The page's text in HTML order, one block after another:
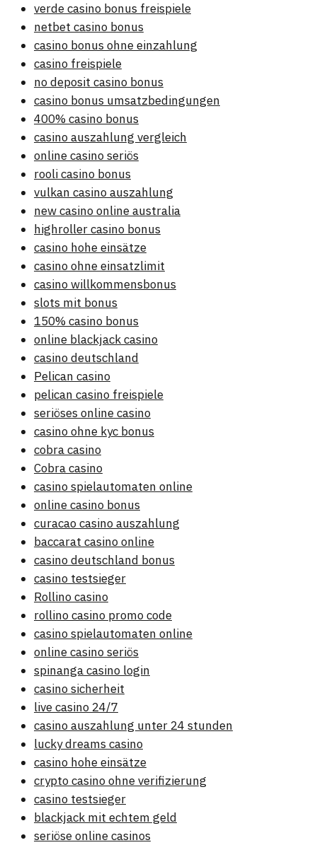
verde casino bonus freispiele
netbet casino bonus
casino bonus ohne einzahlung
casino freispiele
no deposit casino bonus
casino bonus umsatzbedingungen
400% casino bonus
casino auszahlung vergleich
online casino seriös
rooli casino bonus
vulkan casino auszahlung
new casino online australia
highroller casino bonus
casino hohe einsätze
casino ohne einsatzlimit
casino willkommensbonus
slots mit bonus
150% casino bonus
online blackjack casino
casino deutschland
Pelican casino
pelican casino freispiele
seriöses online casino
casino ohne kyc bonus
cobra casino
Cobra casino
casino spielautomaten online
online casino bonus
curacao casino auszahlung
baccarat casino online
casino deutschland bonus
casino testsieger
Rollino casino
rollino casino promo code
casino spielautomaten online
online casino seriös
spinanga casino login
casino sicherheit
live casino 24/7
casino auszahlung unter 24 stunden
lucky dreams casino
casino hohe einsätze
crypto casino ohne verifizierung
casino testsieger
blackjack mit echtem geld
seriöse online casinos